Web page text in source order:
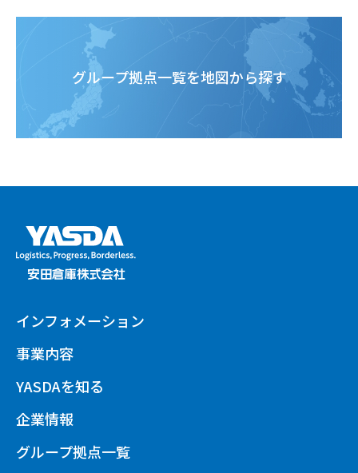
グループ拠点一覧を地図から探す
インフォメーション
事業内容
YASDAを知る
企業情報
グループ拠点一覧